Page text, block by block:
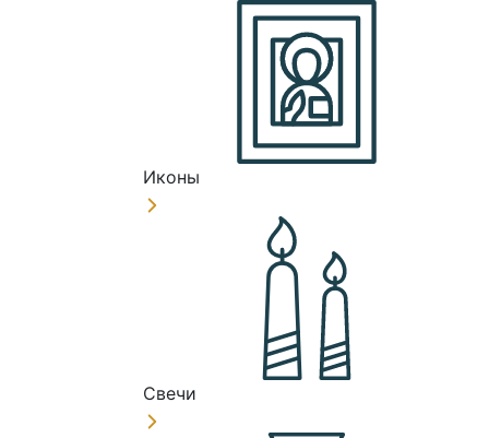
Иконы
Свечи